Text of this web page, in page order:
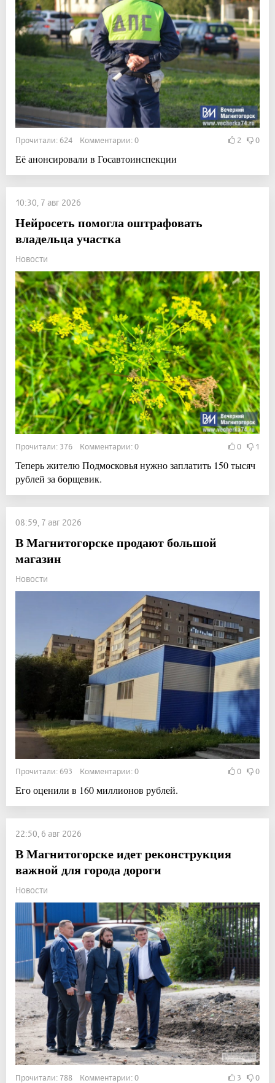
Прочитали: 624 Комментарии: 0 2 0
Её анонсировали в Госавтоинспекции
10:30, 7 авг 2026
Нейросеть помогла оштрафовать
владельца участка
Новости
Прочитали: 376 Комментарии: 0 0 1
Теперь жителю Подмосковья нужно заплатить 150 тысяч
рублей за борщевик.
08:59, 7 авг 2026
В Магнитогорске продают большой
магазин
Новости
Прочитали: 693 Комментарии: 0 0 0
Его оценили в 160 миллионов рублей.
22:50, 6 авг 2026
В Магнитогорске идет реконструкция
важной для города дороги
Новости
Прочитали: 788 Комментарии: 0 3 0